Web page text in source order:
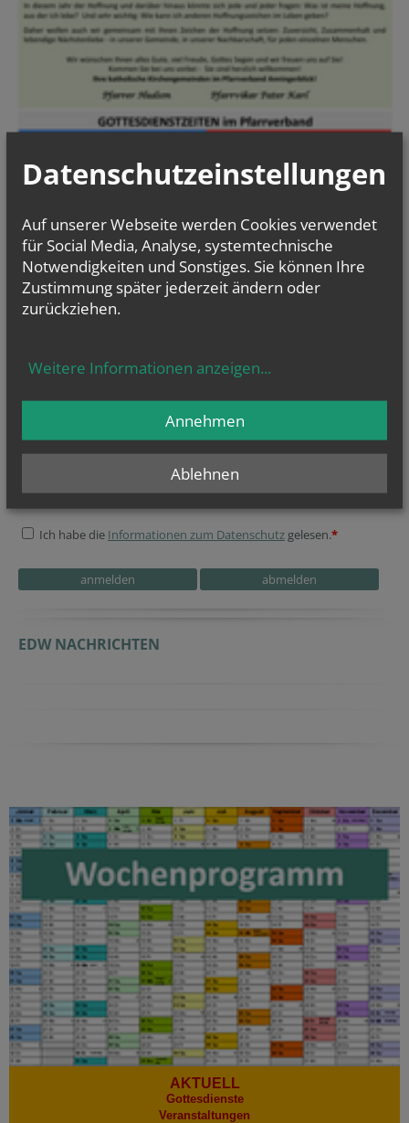
PV Anningerblick
Verification code
Company website
Reference
Website
NEWSLETTER
Geben Sie bitte Ihre E-Mail Adresse ein
Ich habe die Informationen zum Datenschutz gelesen.*
EDW NACHRICHTEN
AKTUELL
Gottesdienste
Veranstaltungen
Datenschutzeinstellungen
Auf unserer Webseite werden Cookies verwendet
für Social Media, Analyse, systemtechnische
Notwendigkeiten und Sonstiges. Sie können Ihre
Zustimmung später jederzeit ändern oder
zurückziehen.
Weitere Informationen anzeigen...
Ablehnen
Annehmen